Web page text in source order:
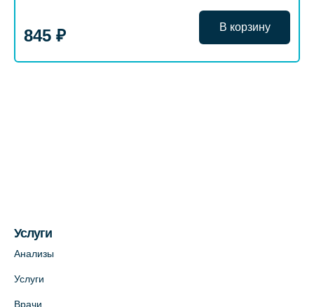
845 ₽ В корзину
Услуги
Анализы
Услуги
Врачи